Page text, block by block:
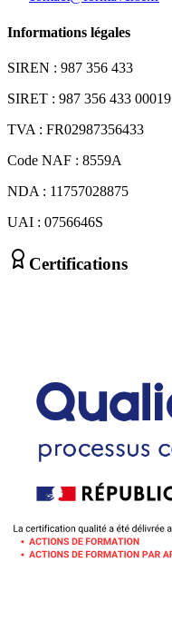
Informations légales
SIREN : 987 356 433
SIRET : 987 356 433 00019
TVA : FR02987356433
Code NAF : 8559A
NDA : 11757028875
UAI : 0756646S
Certifications